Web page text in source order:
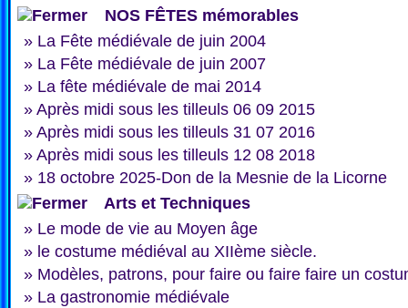
NOS FÊTES mémorables
» La Fête médiévale de juin 2004
» La Fête médiévale de juin 2007
» La fête médiévale de mai 2014
» Après midi sous les tilleuls 06 09 2015
» Après midi sous les tilleuls 31 07 2016
» Après midi sous les tilleuls 12 08 2018
» 18 octobre 2025-Don de la Mesnie de la Licorne
Arts et Techniques
» Le mode de vie au Moyen âge
» le costume médiéval au XIIème siècle.
» Modèles, patrons, pour faire ou faire faire un
» La gastronomie médiévale